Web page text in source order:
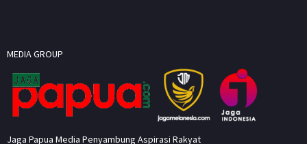
MEDIA GROUP
Jaga Papua Media Penyambung Aspirasi Rakyat